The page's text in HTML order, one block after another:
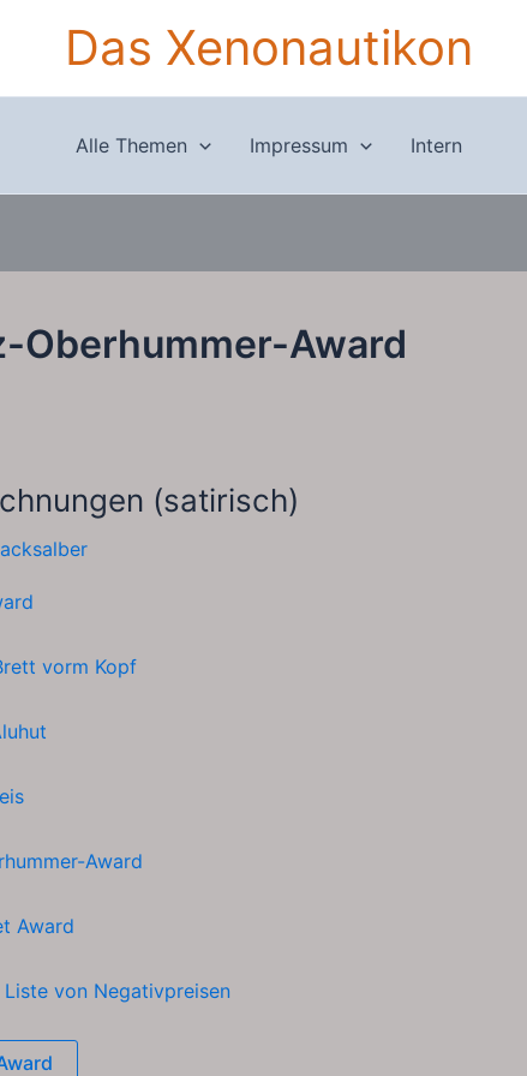
Das Xenonautikon
Alle Themen Impressum Intern
Oberhummer-Award
(satirisch)
vorm Kopf
Award
Award
Liste von Negativpreisen